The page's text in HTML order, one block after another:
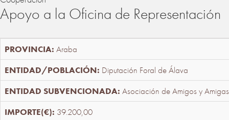
Apoyo a la Oficina de Representación
Araba
Diputación Foral de Álava
Asociación de Amigos y
39.200,00